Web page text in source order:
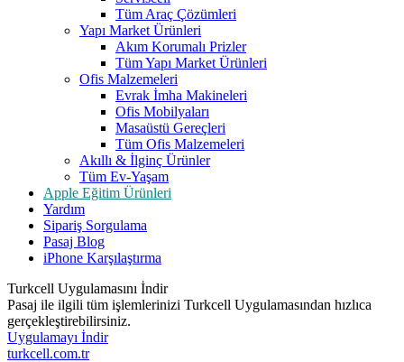
Tüm Araç Çözümleri
Yapı Market Ürünleri
Akım Korumalı Prizler
Tüm Yapı Market Ürünleri
Ofis Malzemeleri
Evrak İmha Makineleri
Ofis Mobilyaları
Masaüstü Gereçleri
Tüm Ofis Malzemeleri
Akıllı & İlginç Ürünler
Tüm Ev-Yaşam
Apple Eğitim Ürünleri
Yardım
Sipariş Sorgulama
Pasaj Blog
iPhone Karşılaştırma
Turkcell Uygulamasını İndir
Pasaj ile ilgili tüm işlemlerinizi Turkcell Uygulamasından hızlıca
gerçekleştirebilirsiniz.
Uygulamayı İndir
turkcell.com.tr